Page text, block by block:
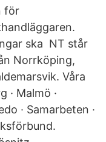
för
ska NT står
Norrköping,
Våra
· Malmö ·
· Samarbeten ·